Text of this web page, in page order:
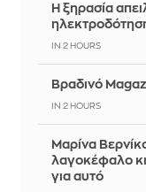
Η ξηρασία
IN 2 HOURS
Βραδινό
IN 2 HOURS
Μαρίνα
λαγοκέφαλο κι
για αυτό